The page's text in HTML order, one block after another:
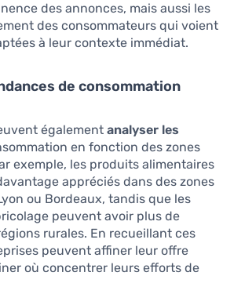
des annonces, mais aussi les
des consommateurs qui voient
à leur contexte immédiat.
de consommation
également analyser les
en fonction des zones
exemple, les produits alimentaires
appréciés dans des zones
ou Bordeaux, tandis que les
peuvent avoir plus de
rurales. En recueillant ces
peuvent affiner leur offre
où concentrer leurs efforts de